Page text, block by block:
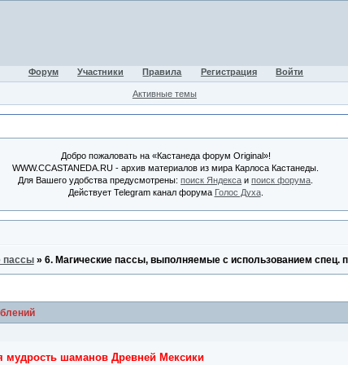
Форум Участники Правила Регистрация Войти
Активные темы
Добро пожаловать на «Кастанеда форум Original»!
WWW.CCASTANEDA.RU - архив материалов из мира Карлоса Кастанеды.
Для Вашего удобства предусмотрены:поиск Яндекса ипоиск форума
Действует Telegram канал форума Голос Духа.
пассы » 6. Магические пассы, выполняемые с использованием спец.
мудрость шаманов Древней Мексики